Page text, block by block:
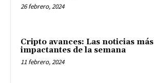
26 febrero, 2024
Cripto avances: Las noticias más
impactantes de la semana
11 febrero, 2024